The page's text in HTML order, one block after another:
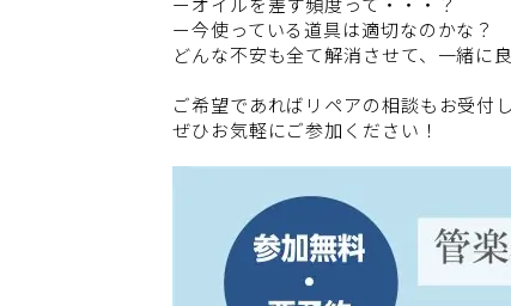
ー今使っている道具は適切なのかな？
どんな不安も全て解消させて、一緒に
ご希望であればリペアの相談もお受付
ぜひお気軽にご参加ください！